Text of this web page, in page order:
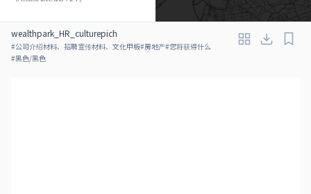
wealthpark_HR_culturepich
#公司介绍材料、招聘宣传材料、文化甲板#房地产#您将获得什么
#黑色/黑色